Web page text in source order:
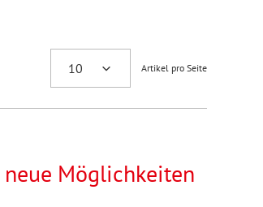
Artikel pro Seite
Möglichkeiten